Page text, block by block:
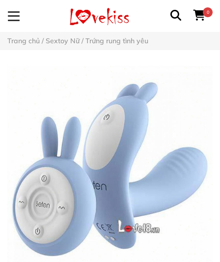
0
Trang chủ / Sextoy Nữ/ Trứng rung tình yêu